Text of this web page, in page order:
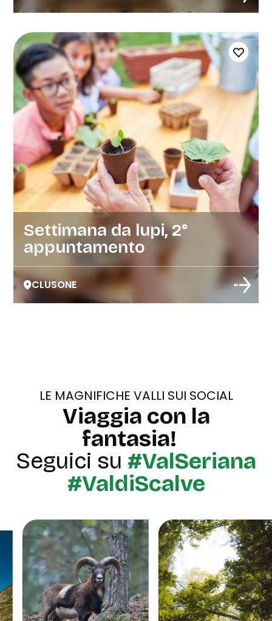
Settimana da lupi, 2°
appuntamento
CLUSONE
LE MAGNIFICHE VALLI SUI SOCIAL
Viaggia con la
fantasia!
Seguici su #ValSeriana
#ValdiScalve